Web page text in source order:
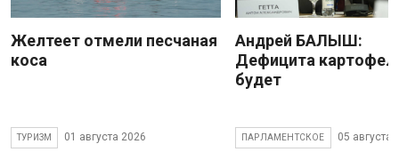
Желтеет отмели песчаная
коса
ТУРИЗМ 01 августа 2026
Андрей БАЛЫШ:
Дефицита
будет
ПАРЛАМЕНТСКОЕ 05 августа